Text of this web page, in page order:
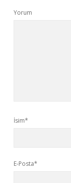
Yorum
İsim*
E-Posta*